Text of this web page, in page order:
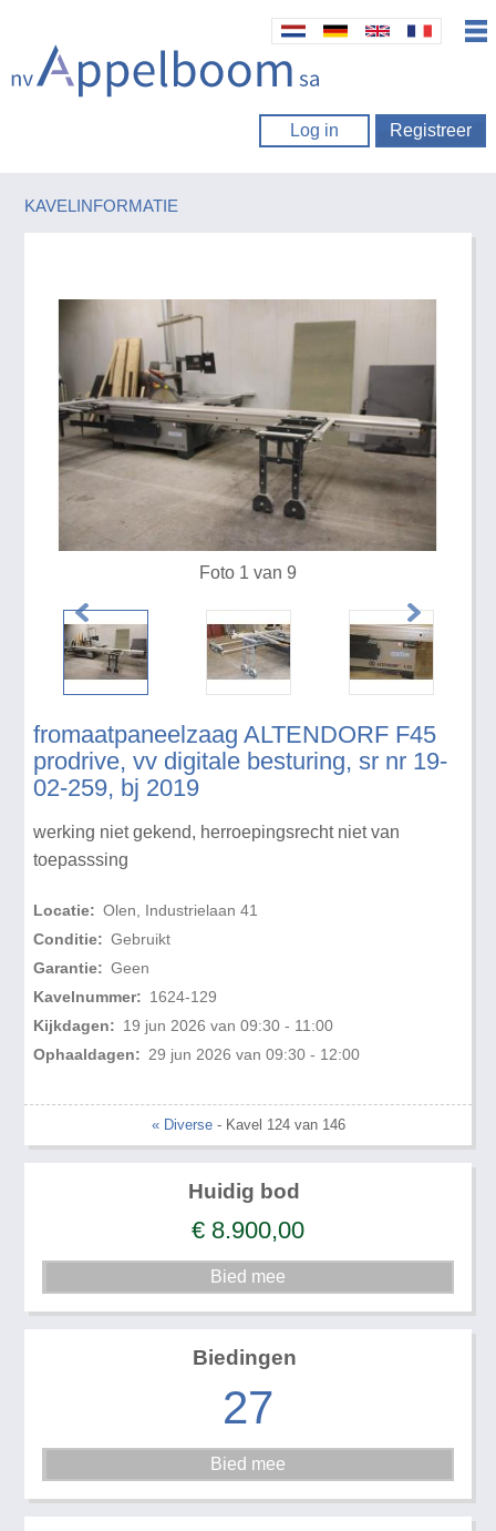
Log in Registreer
KAVELINFORMATIE
fromaatpaneelzaag ALTENDORF F45
prodrive, vv digitale besturing, sr nr 19-
02-259, bj 2019
werking niet gekend, herroepingsrecht niet van
toepasssing
Locatie: Olen, Industrielaan 41
Conditie: Gebruikt
Garantie: Geen
Kavelnummer: 1624-129
Kijkdagen: 19 jun 2026 van 09:30 - 11:00
Ophaaldagen: 29 jun 2026 van 09:30 - 12:00
Foto 1 van 9
« Diverse- Kavel 124 van 146
Huidig bod
€ 8.900,00
Biedingen
27